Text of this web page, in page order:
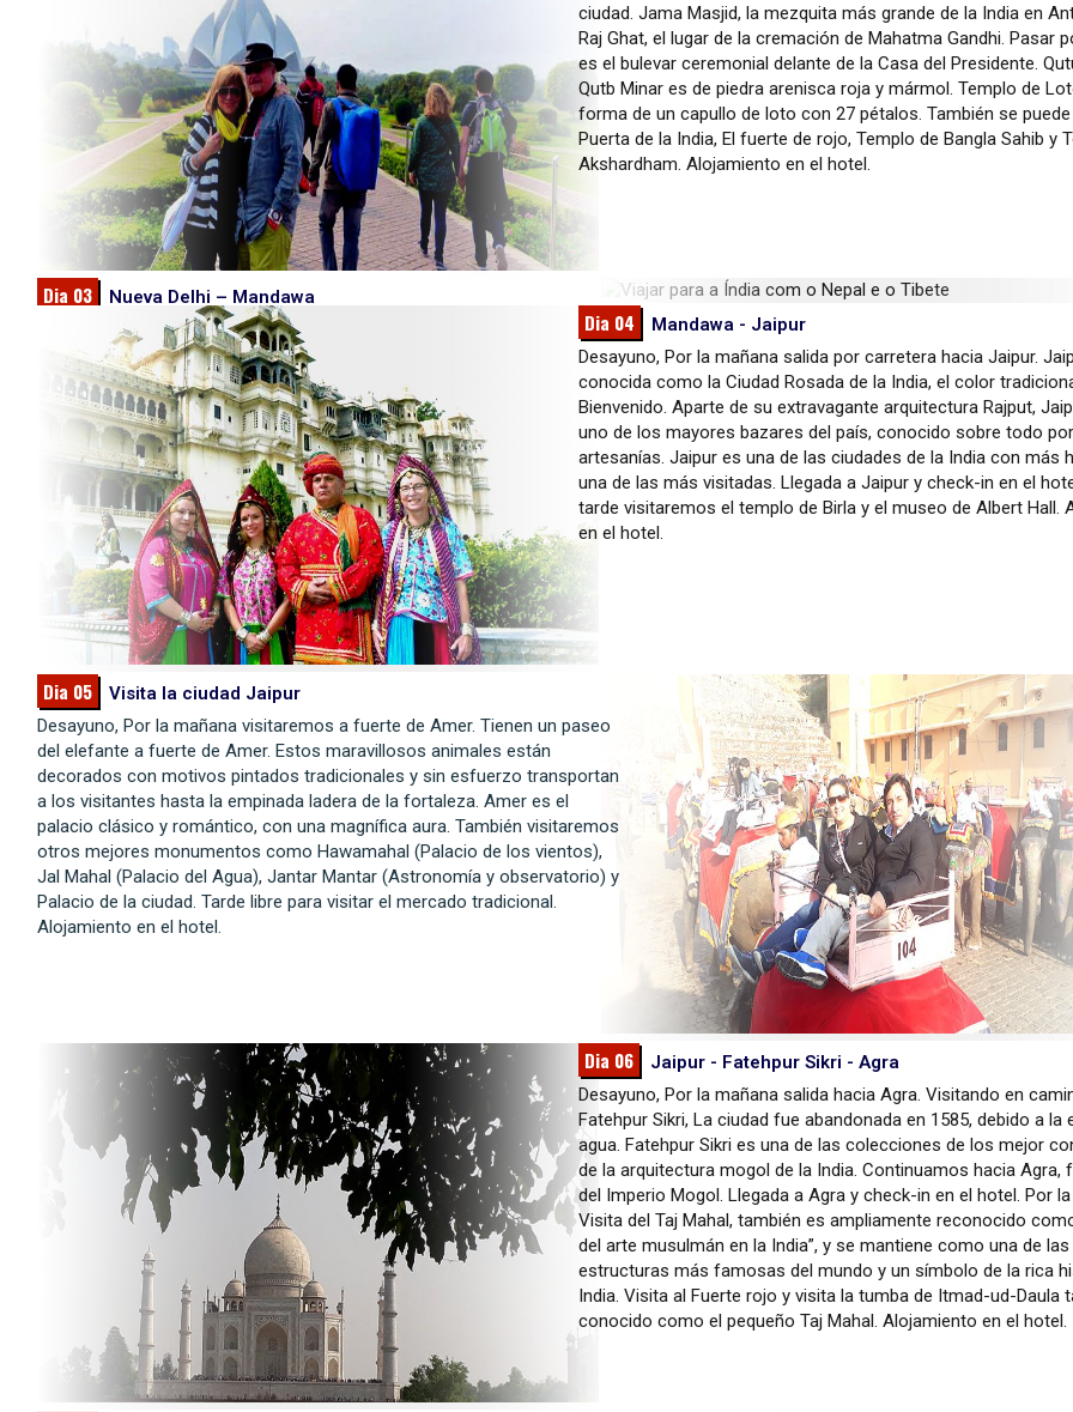
ciudad. Jama Masjid, la mezquita más grande de la India en
Raj Ghat, el lugar de la cremación de Mahatma Gandhi. Pasar
es el bulevar ceremonial delante de la Casa del Presidente.
Qutb Minar es de piedra arenisca roja y mármol. Templo de
forma de un capullo de loto con 27 pétalos. También se
Puerta de la India, El fuerte de rojo, Templo de Bangla Sahib y
Akshardham. Alojamiento en el hotel.
Dia 03
Nueva Delhi – Mandawa
Desayuno, Por la mañana salida por carretera hacia Mandawa en el Coche
privado. Este pueblo se ha referido como la “Galería de arte libre”.
Mandawa está salpicada con mansiones (havelis) fascinantes que tienen
paredes ricamente pintados. Los havelis de Rajastán son algunas de las
más bellas creaciones. Los havelis de Rajastán hablan mucho de la rica
vida de los maharajás. Llegada a Mandawa y check-in en el hotel. Por la
tarde visita el pueblo de los havelis pintados increíbles. También puede ver
las casas están pintadas con frescos de colores. Alojamiento en el hotel.
Dia 04
Mandawa - Jaipur
Desayuno, Por la mañana salida por carretera hacia Jaipur.
conocida como la Ciudad Rosada de la India, el color
Bienvenido. Aparte de su extravagante arquitectura Rajput,
uno de los mayores bazares del país, conocido sobre todo
artesanías. Jaipur es una de las ciudades de la India con más
una de las más visitadas. Llegada a Jaipur y check-in en el
tarde visitaremos el templo de Birla y el museo de Albert Hall.
en el hotel.
Dia 05
Visita la ciudad Jaipur
Desayuno, Por la mañana visitaremos a fuerte de Amer. Tienen un paseo
del elefante a fuerte de Amer. Estos maravillosos animales están
decorados con motivos pintados tradicionales y sin esfuerzo transportan
a los visitantes hasta la empinada ladera de la fortaleza. Amer es el
palacio clásico y romántico, con una magnífica aura. También visitaremos
otros mejores monumentos como Hawamahal (Palacio de los vientos),
Jal Mahal (Palacio del Agua), Jantar Mantar (Astronomía y observatorio) y
Palacio de la ciudad. Tarde libre para visitar el mercado tradicional.
Alojamiento en el hotel.
Dia 06
Jaipur - Fatehpur Sikri - Agra
Desayuno, Por la mañana salida hacia Agra. Visitando en
Fatehpur Sikri, La ciudad fue abandonada en 1585, debido a la
agua. Fatehpur Sikri es una de las colecciones de los mejor
de la arquitectura mogol de la India. Continuamos hacia Agra,
del Imperio Mogol. Llegada a Agra y check-in en el hotel. Por
Visita del Taj Mahal, también es ampliamente reconocido
del arte musulmán en la India”, y se mantiene como una de las
estructuras más famosas del mundo y un símbolo de la rica
India. Visita al Fuerte rojo y visita la tumba de Itmad-ud-Daula
conocido como el pequeño Taj Mahal. Alojamiento en el hotel.